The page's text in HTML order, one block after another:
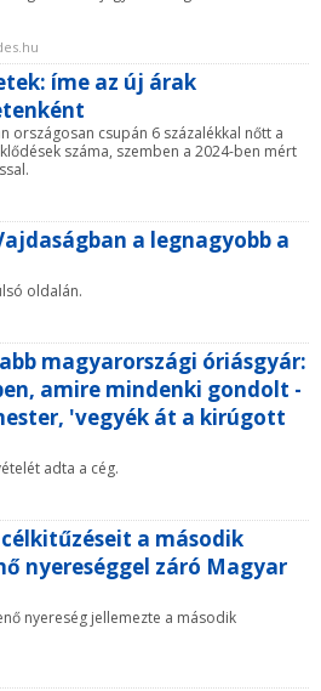
íme az új árak
országosan csupán 6 százalékkal nőtt a
száma, szemben a 2024-ben mért
a legnagyobb a
oldalán.
magyarországi óriásgyár:
amire mindenki gondolt -
'vegyék át a kirúgott
adta a cég.
a második
nyereséggel záró Magyar
nyereség jellemezte a második